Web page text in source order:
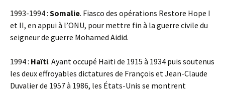
1993-1994 : Somalie. Fiasco des opérations Restore Hope I
et II, en appui à l’ONU, pour mettre fin à la guerre civile du
seigneur de guerre Mohamed Aidid.
1994 : Haïti. Ayant occupé Haïti de 1915 à 1934 puis soutenus
les deux effroyables dictatures de François et Jean-Claude
Duvalier de 1957 à 1986, les États-Unis se montrent